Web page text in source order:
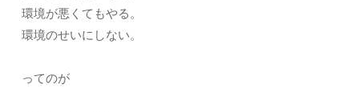
環境が悪くてもやる。
環境のせいにしない。
ってのが